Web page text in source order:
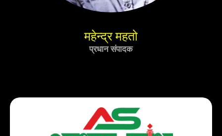
महेन्द्र महतो
प्रधान संपादक